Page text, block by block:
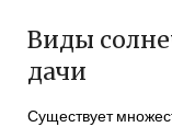
Виды
дачи
Существует